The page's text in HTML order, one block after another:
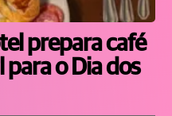
prepara café
para o Dia dos